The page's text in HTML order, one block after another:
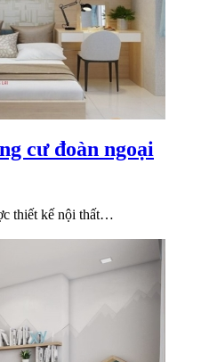
cư đoàn ngoại
thiết kế nội thất…